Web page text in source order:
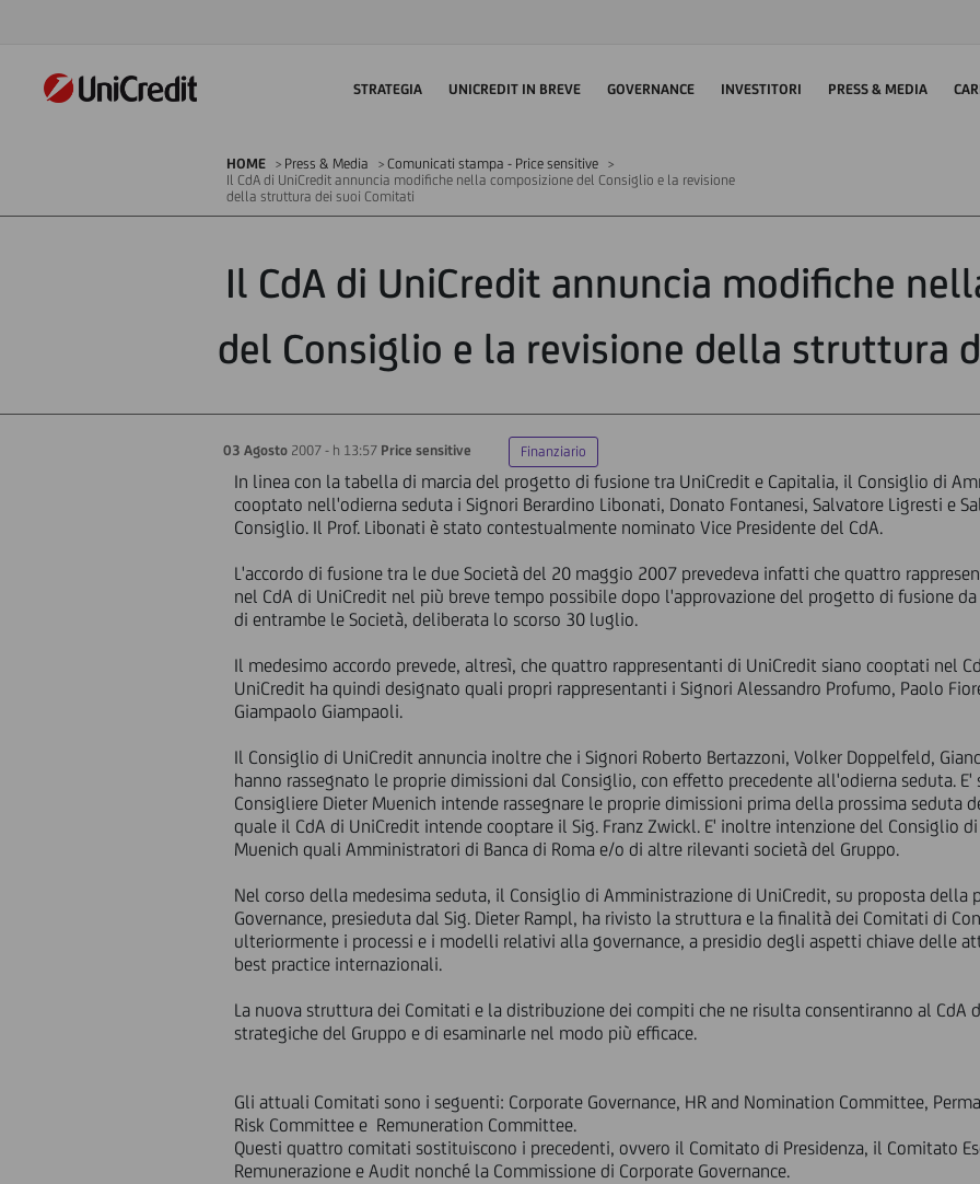
STRATEGIA UNICREDIT IN BREVE GOVERNANCE INVESTITORI PRESS & MEDIA
HOME Press & Media
Comunicati stampa - Price sensitive
Il CdA di UniCredit annuncia modifiche nella composizione del Consiglio e la revisione
della struttura dei suoi Comitati
Il CdA di UniCredit annuncia modifiche
del Consiglio e la revisione della struttura
03 Agosto 2007 - h 13:57 Price sensitive Finanziario
In linea con la tabella di marcia del progetto di fusione tra UniCredit e Capitalia, il Consiglio di
cooptato nell'odierna seduta i Signori Berardino Libonati, Donato Fontanesi, Salvatore Ligresti e
Consiglio. Il Prof. Libonati è stato contestualmente nominato Vice Presidente del CdA.
L'accordo di fusione tra le due Società del 20 maggio 2007 prevedeva infatti che quattro
nel CdA di UniCredit nel più breve tempo possibile dopo l'approvazione del progetto di fusione
di entrambe le Società, deliberata lo scorso 30 luglio.
Il medesimo accordo prevede, altresì, che quattro rappresentanti di UniCredit siano cooptati nel
UniCredit ha quindi designato quali propri rappresentanti i Signori Alessandro Profumo, Paolo
Giampaolo Giampaoli.
Il Consiglio di UniCredit annuncia inoltre che i Signori Roberto Bertazzoni, Volker Doppelfeld,
hanno rassegnato le proprie dimissioni dal Consiglio, con effetto precedente all'odierna seduta. E'
Consigliere Dieter Muenich intende rassegnare le proprie dimissioni prima della prossima seduta
quale il CdA di UniCredit intende cooptare il Sig. Franz Zwickl. E' inoltre intenzione del Consiglio di
Muenich quali Amministratori di Banca di Roma e/o di altre rilevanti società del Gruppo.
Nel corso della medesima seduta, il Consiglio di Amministrazione di UniCredit, su proposta della
Governance, presieduta dal Sig. Dieter Rampl, ha rivisto la struttura e la finalità dei Comitati di
ulteriormente i processi e i modelli relativi alla governance, a presidio degli aspetti chiave delle
best practice internazionali.
La nuova struttura dei Comitati e la distribuzione dei compiti che ne risulta consentiranno al CdA
strategiche del Gruppo e di esaminarle nel modo più efficace.
Gli attuali Comitati sono i seguenti: Corporate Governance, HR and Nomination Committee,
Risk Committee e Remuneration Committee.
Questi quattro comitati sostituiscono i precedenti, ovvero il Comitato di Presidenza, il Comitato
Remunerazione e Audit nonché la Commissione di Corporate Governance.